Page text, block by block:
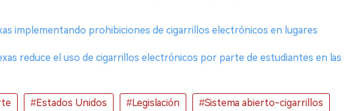
implementando prohibiciones de cigarrillos electrónicos en lugares
reduce el uso de cigarrillos electrónicos por parte de estudiantes en las
#Estados Unidos #Legislación
#Sistema abierto-cigarrillos